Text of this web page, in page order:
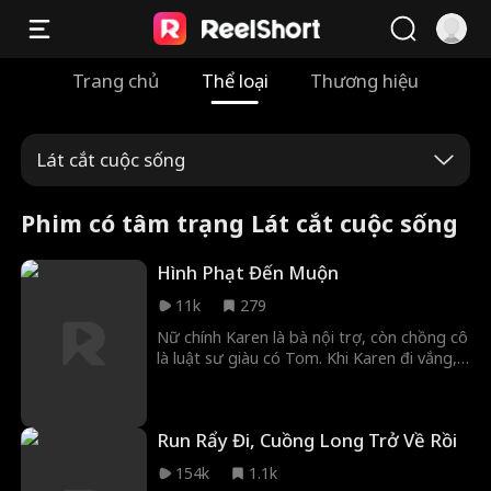
Trang chủ Thể loại Thương hiệu
Lát cắt cuộc sống
Phim có tâm trạng Lát cắt cuộc sống
Hình Phạt Đến Muộn
11k
279
Nữ chính Karen là bà nội trợ, còn chồng cô
là luật sư giàu có Tom. Khi Karen đi vắng,
lập tức đưa Anna đến bệnh viện phẫu
thuật gấp. Thế nhưng, xe cứu hỏa lại va
trúng xe Karen khi cô ta vừa đi ngoại tình
Run Rẩy Đi, Cuồng Long Trở Về Rồi
154k
1.1k